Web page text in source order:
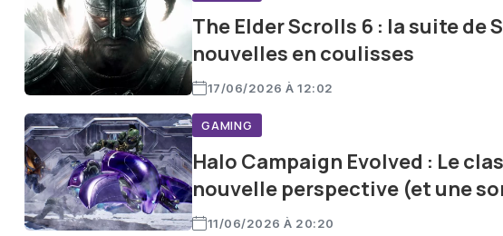
The Elder Scrolls 6 : la suite de
nouvelles en coulisses
17/06/2026 À 12:02
GAMING
Halo Campaign Evolved : Le
nouvelle perspective (et une
11/06/2026 À 20:20